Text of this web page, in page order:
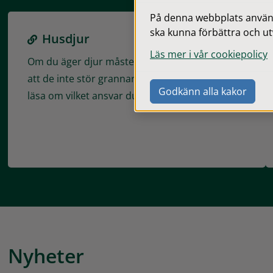
Husdjur
Om du äger djur måste du ta hand om dem så
att de inte stör grannar i området. Här kan du
läsa om vilket ansvar du har som djurägare.
Nyheter
På denna webbplats
ska kunna förbättra och
Läs mer i vår cookiepolicy
Godkänn alla kakor